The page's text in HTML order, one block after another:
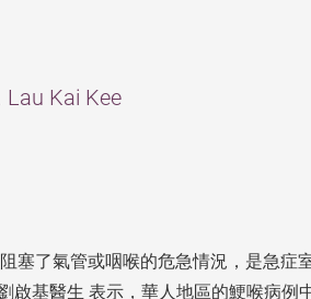
Lau Kai Kee
塞了氣管或咽喉的危急情況，是急
啟基醫生 表示，華人地區的鯁喉病